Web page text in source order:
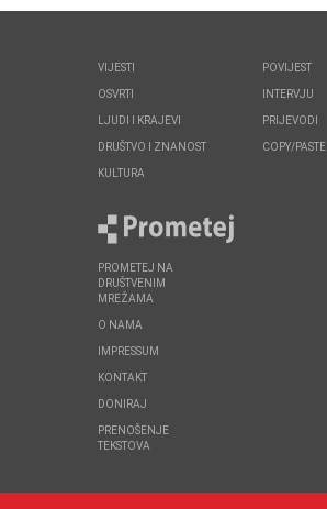
VIJESTI
OSVRTI
LJUDI I KRAJEVI
DRUŠTVO I ZNANOST
KULTURA
POVIJEST
INTERVJU
PRIJEVODI
COPY/PASTE
PROMETEJ NA
DRUŠTVENIM
MREŽAMA
O NAMA
IMPRESSUM
KONTAKT
DONIRAJ
PRENOŠENJE
TEKSTOVA